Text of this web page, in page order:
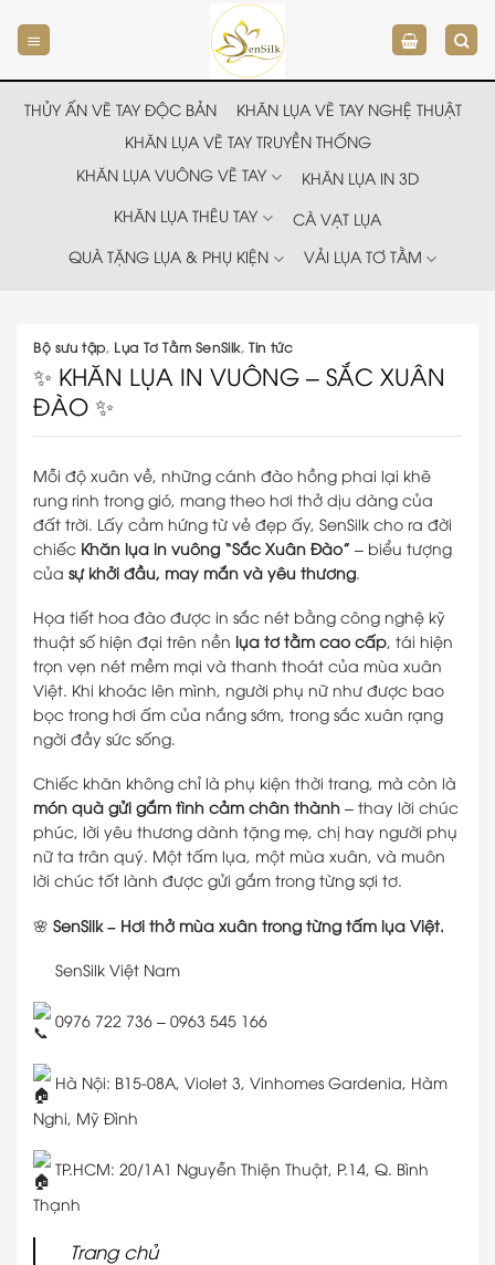
đến
nội
dung
THỦY ẤN VẼ TAY ĐỘC BẢN
KHĂN LỤA VẼ TAY NGHỆ THUẬT
KHĂN LỤA VẼ TAY TRUYỀN THỐNG
KHĂN LỤA VUÔNG VẼ TAY
KHĂN LỤA IN 3D
KHĂN LỤA THÊU TAY
CÀ VẠT LỤA
QUÀ TẶNG LỤA & PHỤ KIỆN
VẢI LỤA TƠ TẰM
Bộ sưu tập, Lụa Tơ Tằm SenSilk,Tin tức
✨ KHĂN LỤA IN VUÔNG – SẮC XUÂN
ĐÀO ✨
Mỗi độ xuân về, những cánh đào hồng phai lại khẽ
rung rinh trong gió, mang theo hơi thở dịu dàng của
đất trời. Lấy cảm hứng từ vẻ đẹp ấy, SenSilk cho ra đời
chiếc Khăn lụa in vuông “Sắc Xuân Đào” – biểu tượng
của sự khởi đầu, may mắn và yêu thương.
Họa tiết hoa đào được in sắc nét bằng công nghệ kỹ
thuật số hiện đại trên nền lụa tơ tằm cao cấp, tái hiện
trọn vẹn nét mềm mại và thanh thoát của mùa xuân
Việt. Khi khoác lên mình, người phụ nữ như được bao
bọc trong hơi ấm của nắng sớm, trong sắc xuân rạng
ngời đầy sức sống.
Chiếc khăn không chỉ là phụ kiện thời trang, mà còn là
món quà gửi gắm tình cảm chân thành – thay lời chúc
phúc, lời yêu thương dành tặng mẹ, chị hay người phụ
nữ ta trân quý. Một tấm lụa, một mùa xuân, và muôn
lời chúc tốt lành được gửi gắm trong từng sợi tơ.
🌸 SenSilk – Hơi thở mùa xuân trong từng tấm lụa Việt.
SenSilk Việt Nam
0976 722 736 – 0963 545 166
Hà Nội: B15-08A, Violet 3, Vinhomes Gardenia, Hàm
Nghi, Mỹ Đình
TP.HCM: 20/1A1 Nguyễn Thiện Thuật, P.14, Q. Bình
Thạnh
Trang chủ